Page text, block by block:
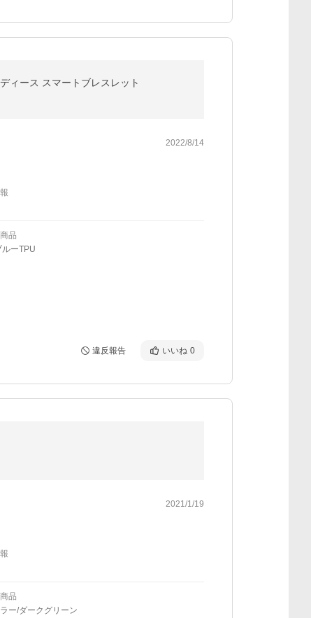
ィース スマートブレスレット
2022/8/14
品
ルーTPU
違反報告 いいね 0
2021/1/19
品
ー/ダークグリーン